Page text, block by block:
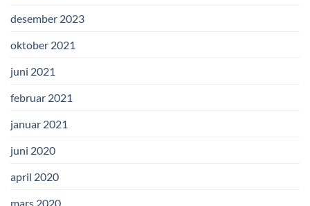
desember 2023
oktober 2021
juni 2021
februar 2021
januar 2021
juni 2020
april 2020
mars 2020